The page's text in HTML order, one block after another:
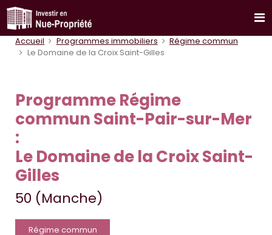
Accueil Programmes immobiliers
Régime commun
Le Domaine de la Croix Saint-Gilles
Programme Régime
commun Saint-Pair-sur-Mer
:
Le Domaine de la Croix Saint-
Gilles
50 (Manche)
Régime commun